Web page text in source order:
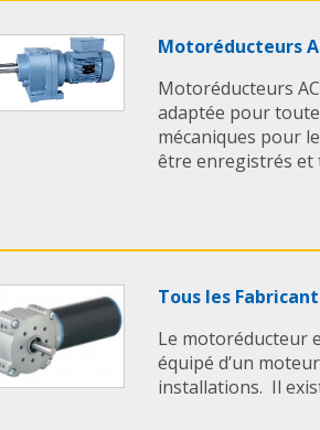
Motoréducteurs
Motoréducteurs
adaptée pour
mécaniques pour
être enregistrés et
Tous les
Le motoréducteur
équipé d’un
installations. Il